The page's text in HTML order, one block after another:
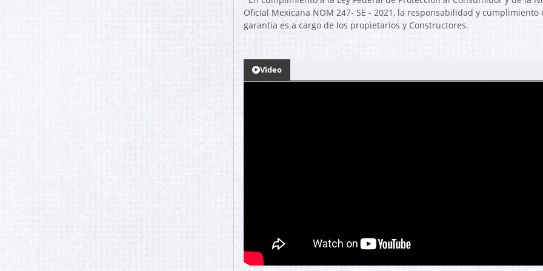
Oficial Mexicana NOM 247- SE - 2021, la responsabilidad y cumplimiento
garantía es a cargo de los propietarios y Constructores.
Video